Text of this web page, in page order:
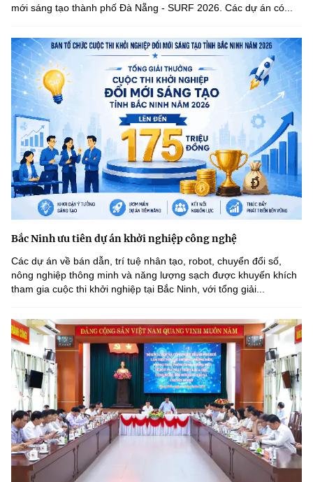
mới sáng tạo thành phố Đà Nẵng - SURF 2026. Các dự án có...
Bắc Ninh ưu tiên dự án khởi nghiệp công nghệ
Các dự án về bán dẫn, trí tuệ nhân tạo, robot, chuyển đổi số,
nông nghiệp thông minh và năng lượng sạch được khuyến khích
tham gia cuộc thi khởi nghiệp tại Bắc Ninh, với tổng giải...